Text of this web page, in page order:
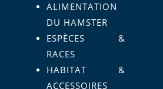
ALIMENTATION
DU HAMSTER
ESPÈCES &
RACES
HABITAT &
ACCESSOIRES